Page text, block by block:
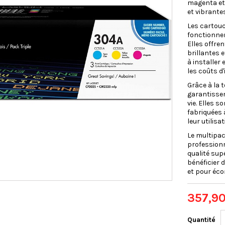
magenta
et
Les
Elles
brillantes
à installer
les coûts
Grâce à la
vie. Elles
fabriquées
leur
Le
qualité
bénéficier
et pour
Quantité